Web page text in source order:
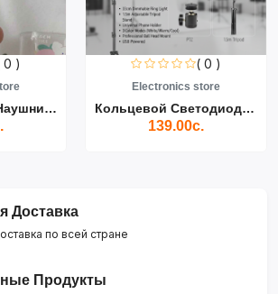
0 )
Беспроводные Наушники Air...
( 0 )
Electronics store
Кольцевой Светодиодный Св...
139.00с.
Доставка
по всей стране
Продукты